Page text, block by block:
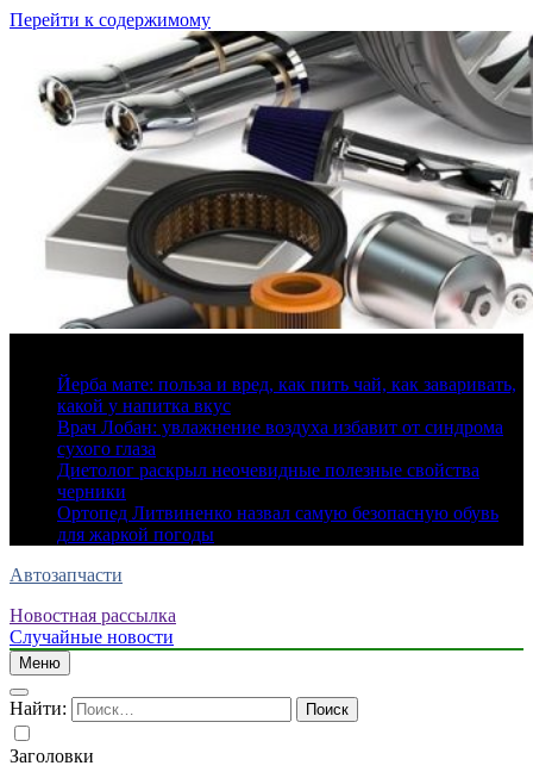
Перейти к содержимому
Йерба мате: польза и вред, как пить чай, как заваривать,
какой у напитка вкус
Врач Лобан: увлажнение воздуха избавит от синдрома
сухого глаза
Диетолог раскрыл неочевидные полезные свойства
черники
Ортопед Литвиненко назвал самую безопасную обувь
для жаркой погоды
Автозапчасти
Новостная рассылка
Случайные новости
Меню
Найти:
Заголовки